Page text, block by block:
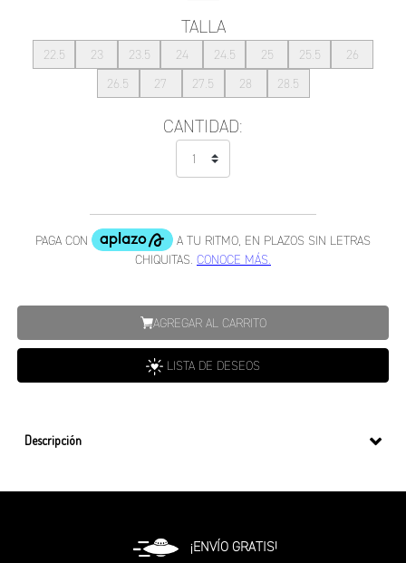
TALLA
22.5 23 23.5 24 24.5 25 25.5
26
26.5
27 27.5 28 28.5
CANTIDAD:
AGREGAR AL CARRITO
LISTA DE DESEOS
Descripción
¡ENVÍO GRATIS!